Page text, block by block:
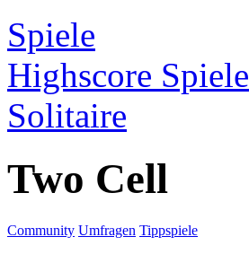
Spiele
Highscore Spiele
Solitaire
Two Cell
Community Umfragen Tippspiele